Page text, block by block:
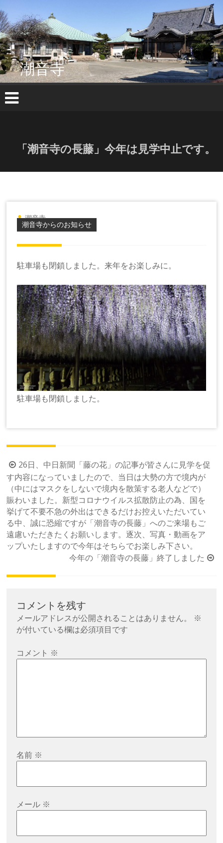
ン
テ
ン
ツ
へ
ス
キ
ッ
潮音寺
「潮音寺の長藤」今年は見学中止です。
潮音寺からのお知らせ
潮音寺
駐車場も閉鎖しました。来年をお楽しみに。
駐車場も閉鎖しました。
投
稿
ナ
ビ
ゲ
ー
シ
ン
26日、中日新聞「藤の花」の記事が皆さんに見学を促
す内容になっていましたので、当日は大勢の方で境内が
（中にはマスクをしないで境内を散策する老人などで）
賑わいました。新型コロナウイルス拡散防止の為、国を
挙げて不要不急の外出はできるだけお控えいただいてい
る中、誠に恐縮ですが「潮音寺の長藤」へのご来場もご
遠慮いただきたくお願いします。逐次、写真・動画をア
ップいたしますので今年はそちらでお楽しみ下さい。
今年の「潮音寺の長藤」終了しました
コメントを残す
メールアドレスが公開されることはありません。
※
が付いている欄は必須項目です
コメント ※
名前 ※
メール ※